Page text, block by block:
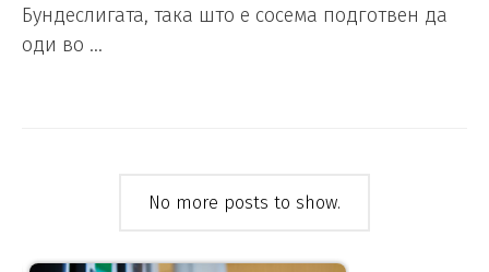
Бундеслигата, така што е сосема подготвен да
оди во …
No more posts to show.